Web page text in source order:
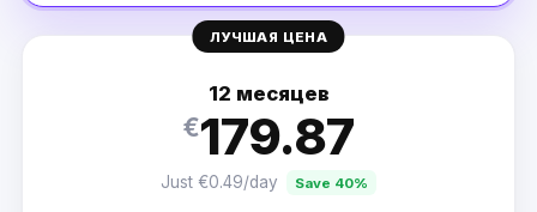
ЛУЧШАЯ ЦЕНА
12 месяцев
€179.87
Just €0.49/day Save 40%